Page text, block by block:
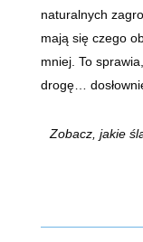
naturalnych
mają się czego
mniej. To
drogę…
Zobacz, jakie